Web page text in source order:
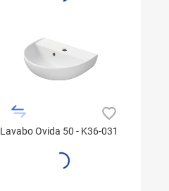
Lavabo Ovida 50 - K36-031